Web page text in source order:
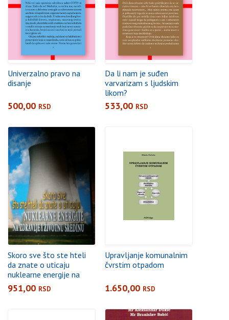
Univerzalno pravo na
disanje
500,00 RSD
Da li nam je suđen
varvarizam s ljudskim
likom?
533,00 RSD
Skoro sve što ste hteli
da znate o uticaju
nuklearne energije na
zdravlje i životnu sredinu
951,00 RSD
Upravljanje komunalnim
čvrstim otpadom
1.650,00 RSD